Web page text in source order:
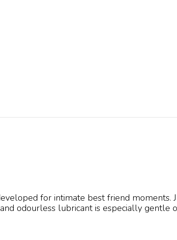
for intimate best friend moments.
odourless lubricant is especially gentle